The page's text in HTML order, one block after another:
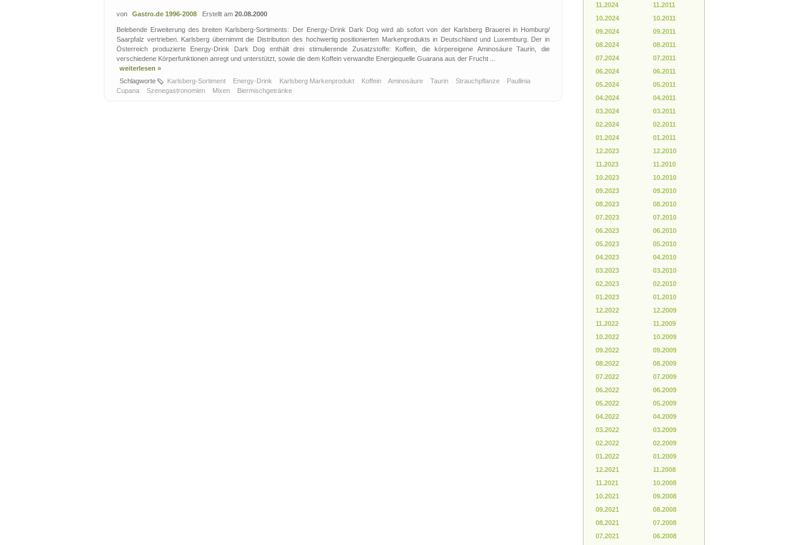
von Gastro.de 1996-2008 Erstellt am 20.08.2000
Belebende Erweiterung des breiten Karlsberg-Sortiments: Der Energy-Drink Dark Dog wird ab sofort von der Karlsberg Brauerei in Homburg/
Saarpfalz vertrieben. Karlsberg übernimmt die Distribution des hochwertig positionierten Markenprodukts in Deutschland und Luxemburg. Der in
Österreich produzierte Energy-Drink Dark Dog enthält drei stimulierende Zusatzstoffe: Koffein, die körpereigene Aminosäure Taurin, die
verschiedene Körperfunktionen anregt und unterstützt, sowie die dem Koffein verwandte Energiequelle Guarana aus der Frucht ...
weiterlesen »
Schlagworte
Karlsberg-Sortiment Energy-Drink Karlsberg Markenprodukt Koffein Aminosäure Taurin Strauchpflanze
Paullinia
Cupana
Szenegastronomien Mixen Biermischgetränke
11.2024
10.2024
09.2024
08.2024
07.2024
06.2024
05.2024
04.2024
03.2024
02.2024
01.2024
12.2023
11.2023
10.2023
09.2023
08.2023
07.2023
06.2023
05.2023
04.2023
03.2023
02.2023
01.2023
12.2022
11.2022
10.2022
09.2022
08.2022
07.2022
06.2022
05.2022
04.2022
03.2022
02.2022
01.2022
12.2021
11.2021
10.2021
09.2021
08.2021
07.2021
11.2011
10.2011
09.2011
08.2011
07.2011
06.2011
05.2011
04.2011
03.2011
02.2011
01.2011
12.2010
11.2010
10.2010
09.2010
08.2010
07.2010
06.2010
05.2010
04.2010
03.2010
02.2010
01.2010
12.2009
11.2009
10.2009
09.2009
08.2009
07.2009
06.2009
05.2009
04.2009
03.2009
02.2009
01.2009
11.2008
10.2008
09.2008
08.2008
07.2008
06.2008